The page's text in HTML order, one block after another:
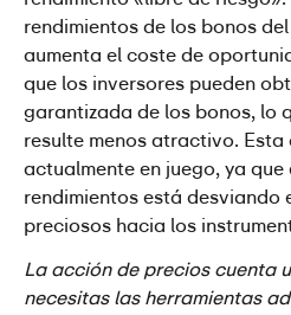
rendimientos de los bonos del
aumenta el coste de
que los inversores pueden
garantizada de los bonos, lo
resulte menos atractivo. Esta
actualmente en juego, ya que
rendimientos está desviando
preciosos hacia los
La acción de precios cuenta
necesitas las herramientas